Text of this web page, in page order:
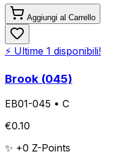
Aggiungi al Carrello
⚡ Ultime 1 disponibili!
Brook (045)
EB01-045 • C
€0.10
✨ +0 Z-Points